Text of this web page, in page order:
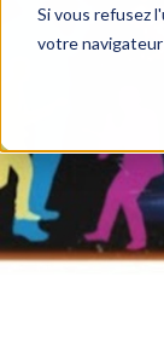
Si vous refusez
votre